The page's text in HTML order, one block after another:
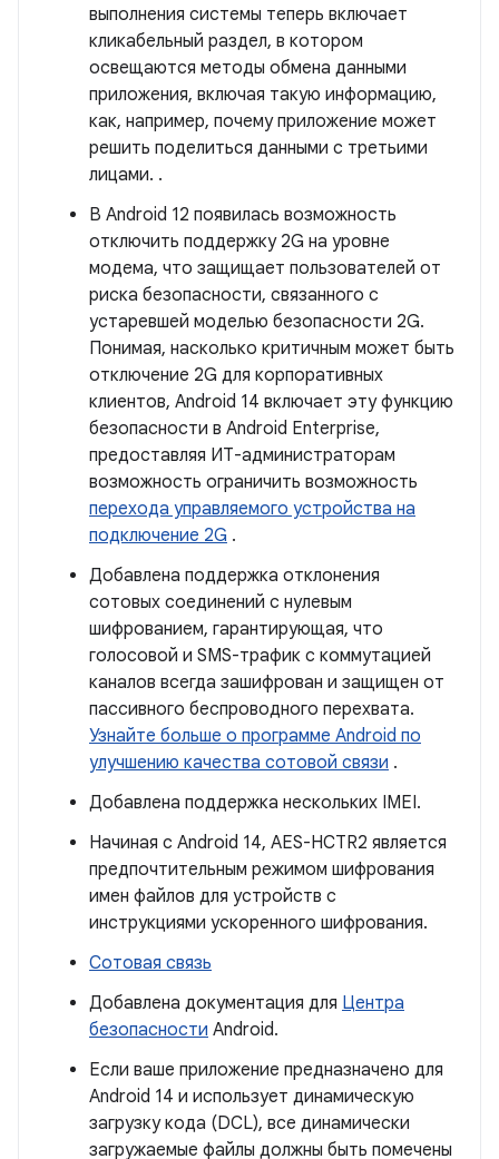
выполнения системы теперь включает
кликабельный раздел, в котором
освещаются методы обмена данными
приложения, включая такую ​​информацию,
как, например, почему приложение может
решить поделиться данными с третьими
лицами. .
В Android 12 появилась возможность
отключить поддержку 2G на уровне
модема, что защищает пользователей от
риска безопасности, связанного с
устаревшей моделью безопасности 2G.
Понимая, насколько критичным может быть
отключение 2G для корпоративных
клиентов, Android 14 включает эту функцию
безопасности в Android Enterprise,
предоставляя ИТ-администраторам
возможность ограничить возможность
перехода управляемого устройства на
подключение 2G .
Добавлена ​​поддержка отклонения
сотовых соединений с нулевым
шифрованием, гарантирующая, что
голосовой и SMS-трафик с коммутацией
каналов всегда зашифрован и защищен от
пассивного беспроводного перехвата.
Узнайте больше о программе Android по
улучшению качества сотовой связи .
Добавлена ​​поддержка нескольких IMEI.
Начиная с Android 14, AES-HCTR2 является
предпочтительным режимом шифрования
имен файлов для устройств с
инструкциями ускоренного шифрования.
Сотовая связь
Добавлена ​​документация для Центра
безопасности Android.
Если ваше приложение предназначено для
Android 14 и использует динамическую
загрузку кода (DCL), все динамически
загружаемые файлы должны быть помечены